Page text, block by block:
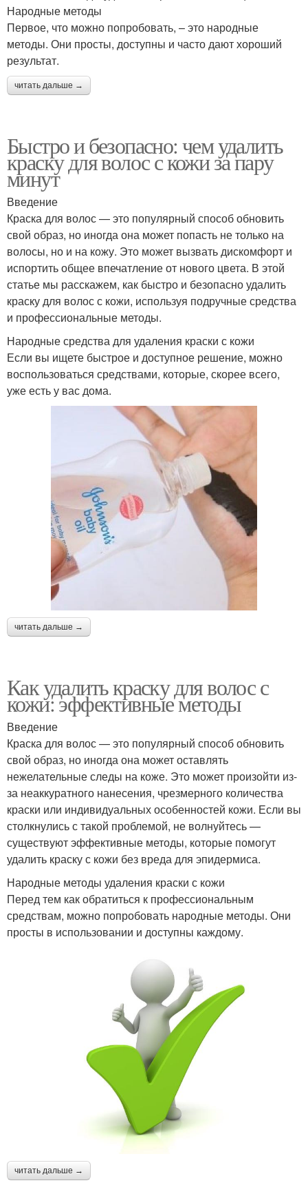
Народные методы
Первое, что можно попробовать, – это народные
методы. Они просты, доступны и часто дают хороший
результат.
читать дальше →
Быстро и безопасно: чем удалить
краску для волос с кожи за пару
минут
Введение
Краска для волос — это популярный способ обновить
свой образ, но иногда она может попасть не только на
волосы, но и на кожу. Это может вызвать дискомфорт и
испортить общее впечатление от нового цвета. В этой
статье мы расскажем, как быстро и безопасно удалить
краску для волос с кожи, используя подручные средства
и профессиональные методы.
Народные средства для удаления краски с кожи
Если вы ищете быстрое и доступное решение, можно
воспользоваться средствами, которые, скорее всего,
уже есть у вас дома.
читать дальше →
Как удалить краску для волос с
кожи: эффективные методы
Введение
Краска для волос — это популярный способ обновить
свой образ, но иногда она может оставлять
нежелательные следы на коже. Это может произойти из-
за неаккуратного нанесения, чрезмерного количества
краски или индивидуальных особенностей кожи. Если вы
столкнулись с такой проблемой, не волнуйтесь —
существуют эффективные методы, которые помогут
удалить краску с кожи без вреда для эпидермиса.
Народные методы удаления краски с кожи
Перед тем как обратиться к профессиональным
средствам, можно попробовать народные методы. Они
просты в использовании и доступны каждому.
читать дальше →